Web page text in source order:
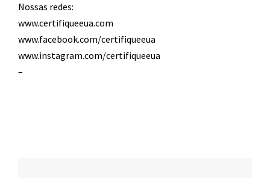
Nossas redes:
www.certifiqueeua.com
www.facebook.com/certifiqueeua
www.instagram.com/certifiqueeua
–